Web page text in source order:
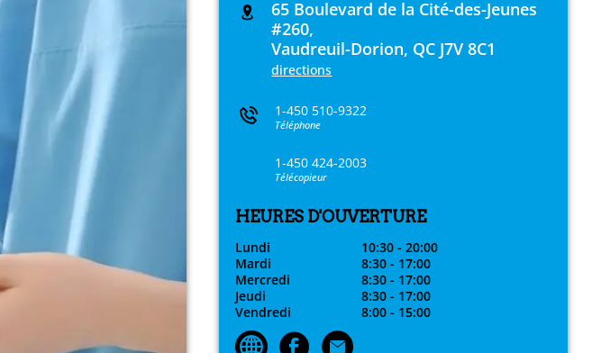
65 Boulevard de la Cité-des-Jeunes
#260,
Vaudreuil-Dorion, QC J7V 8C1
directions
1-450 510-9322
Téléphone
1-450 424-2003
Télécopieur
HEURES D'OUVERTURE
Lundi
10:30 - 20:00
Mardi
8:30 - 17:00
Mercredi
8:30 - 17:00
Jeudi
8:30 - 17:00
Vendredi
8:00 - 15:00